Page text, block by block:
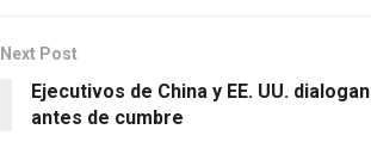
Next Post
Ejecutivos de China y EE. UU. dialogan
antes de cumbre